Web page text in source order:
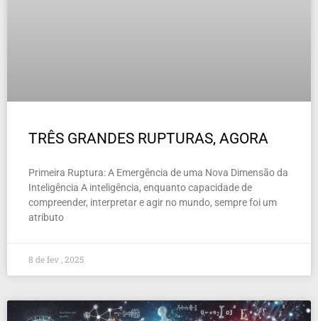
TRÊS GRANDES RUPTURAS, AGORA
Primeira Ruptura: A Emergência de uma Nova Dimensão da
Inteligência A inteligência, enquanto capacidade de
compreender, interpretar e agir no mundo, sempre foi um
atributo
8 de fev , 2025